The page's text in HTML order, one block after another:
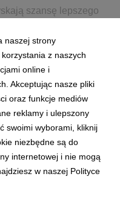
szansę lepszego
czytaj więcej...
10 11 12
naszej strony
z naszych
online i
Akceptując nasze pliki
oraz funkcje mediów
reklamy i ulepszony
swoimi wyborami, kliknij
niezbędne są do
internetowej i nie mogą
w naszej Polityce